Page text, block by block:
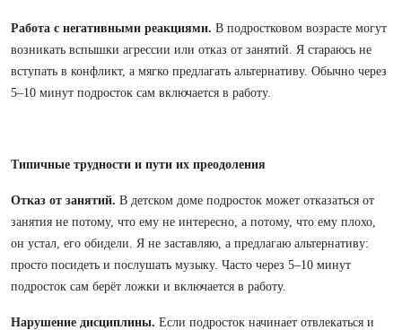
Работа с негативными реакциями. В подростковом возрасте могут
возникать вспышки агрессии или отказ от занятий. Я стараюсь не
вступать в конфликт, а мягко предлагать альтернативу. Обычно через
5–10 минут подросток сам включается в работу.
Типичные трудности и пути их преодоления
Отказ от занятий. В детском доме подросток может отказаться от
занятия не потому, что ему не интересно, а потому, что ему плохо,
он устал, его обидели. Я не заставляю, а предлагаю альтернативу:
просто посидеть и послушать музыку. Часто через 5–10 минут
подросток сам берёт ложки и включается в работу.
Нарушение дисциплины. Если подросток начинает отвлекаться и